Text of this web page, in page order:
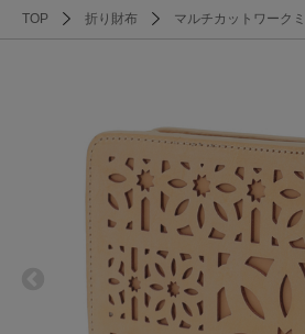
TOP 折り財布 マルチカットワーク